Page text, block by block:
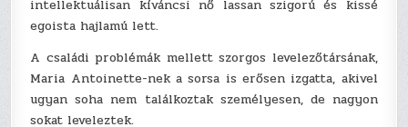
intellektuálisan kíváncsi nő lassan szigorú és kissé
egoista hajlamú lett.
A családi problémák mellett szorgos levelezőtársának,
Maria Antoinette-nek a sorsa is erősen izgatta, akivel
ugyan soha nem találkoztak személyesen, de nagyon
sokat leveleztek.